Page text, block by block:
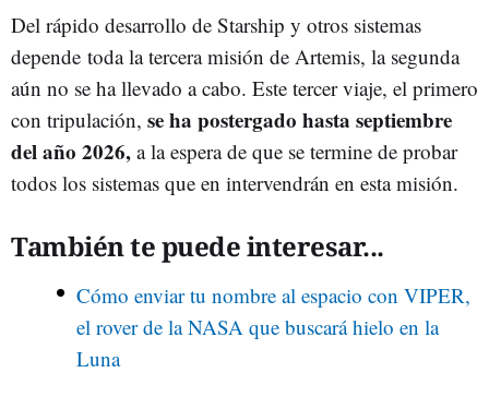
Del rápido desarrollo de Starship y otros sistemas
depende toda la tercera misión de Artemis, la segunda
aún no se ha llevado a cabo. Este tercer viaje, el primero
con tripulación, se ha postergado hasta septiembre
del año 2026, a la espera de que se termine de probar
todos los sistemas que en intervendrán en esta misión.
También te puede interesar...
Cómo enviar tu nombre al espacio con VIPER,
el rover de la NASA que buscará hielo en la
Luna